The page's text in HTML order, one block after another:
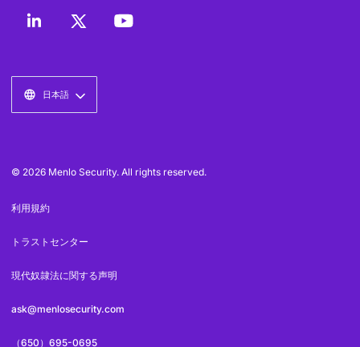
日本語
© 2026 Menlo Security. All rights reserved.
利用規約
トラストセンター
現代奴隷法に関する声明
ask@menlosecurity.com
（650）695-0695